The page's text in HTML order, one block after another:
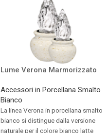
Lume Verona Marmorizzato
Accessori in Porcellana Smalto
Bianco
La linea Verona in porcellana smalto
bianco si distingue dalla versione
naturale per il colore bianco latte